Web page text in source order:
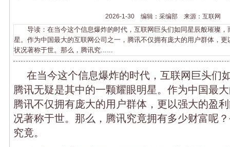
2026-1-30 编辑：采编部 来源：互联网
导读：在当今这个信息爆炸的时代，互联网巨头们如同星辰般璀璨，
星。作为中国最大的互联网公司之一，腾讯不仅拥有庞大的用户群体，
状况著称于世。那么，腾讯究......
在当今这个信息爆炸的时代，互联网巨头们
腾讯无疑是其中的一颗耀眼明星。作为中国最
腾讯不仅拥有庞大的用户群体，更以强大的盈
况著称于世。那么，腾讯究竟拥有多少财富呢
究竟。